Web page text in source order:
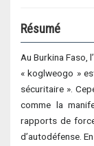
Résumé
Au Burkina Faso,
« koglweogo »
sécuritaire ».
comme la
rapports de
d’autodéfense.